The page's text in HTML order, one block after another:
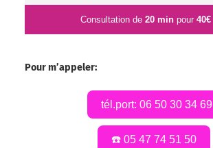
Consultation de 20 min pour 40€
Pour m’appeler:
tél.port: 06 50 30 34 69
☎️ 05 47 74 51 50